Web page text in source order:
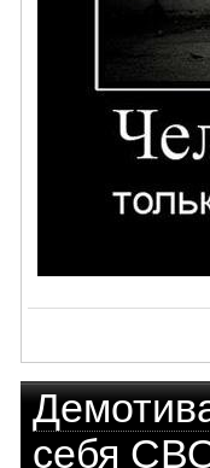
себя